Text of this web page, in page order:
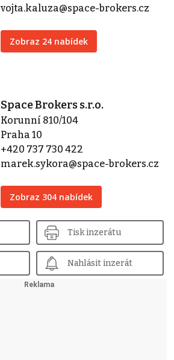
vojta.kaluza@space-brokers.cz
Zobraz 24 nabídek
Space Brokers s.r.o.
Korunní 810/104
Praha 10
+420 737 730 422
marek.sykora@space-brokers.cz
Zobraz 304 nabídek
Tisk inzerátu
Nahlásit inzerát